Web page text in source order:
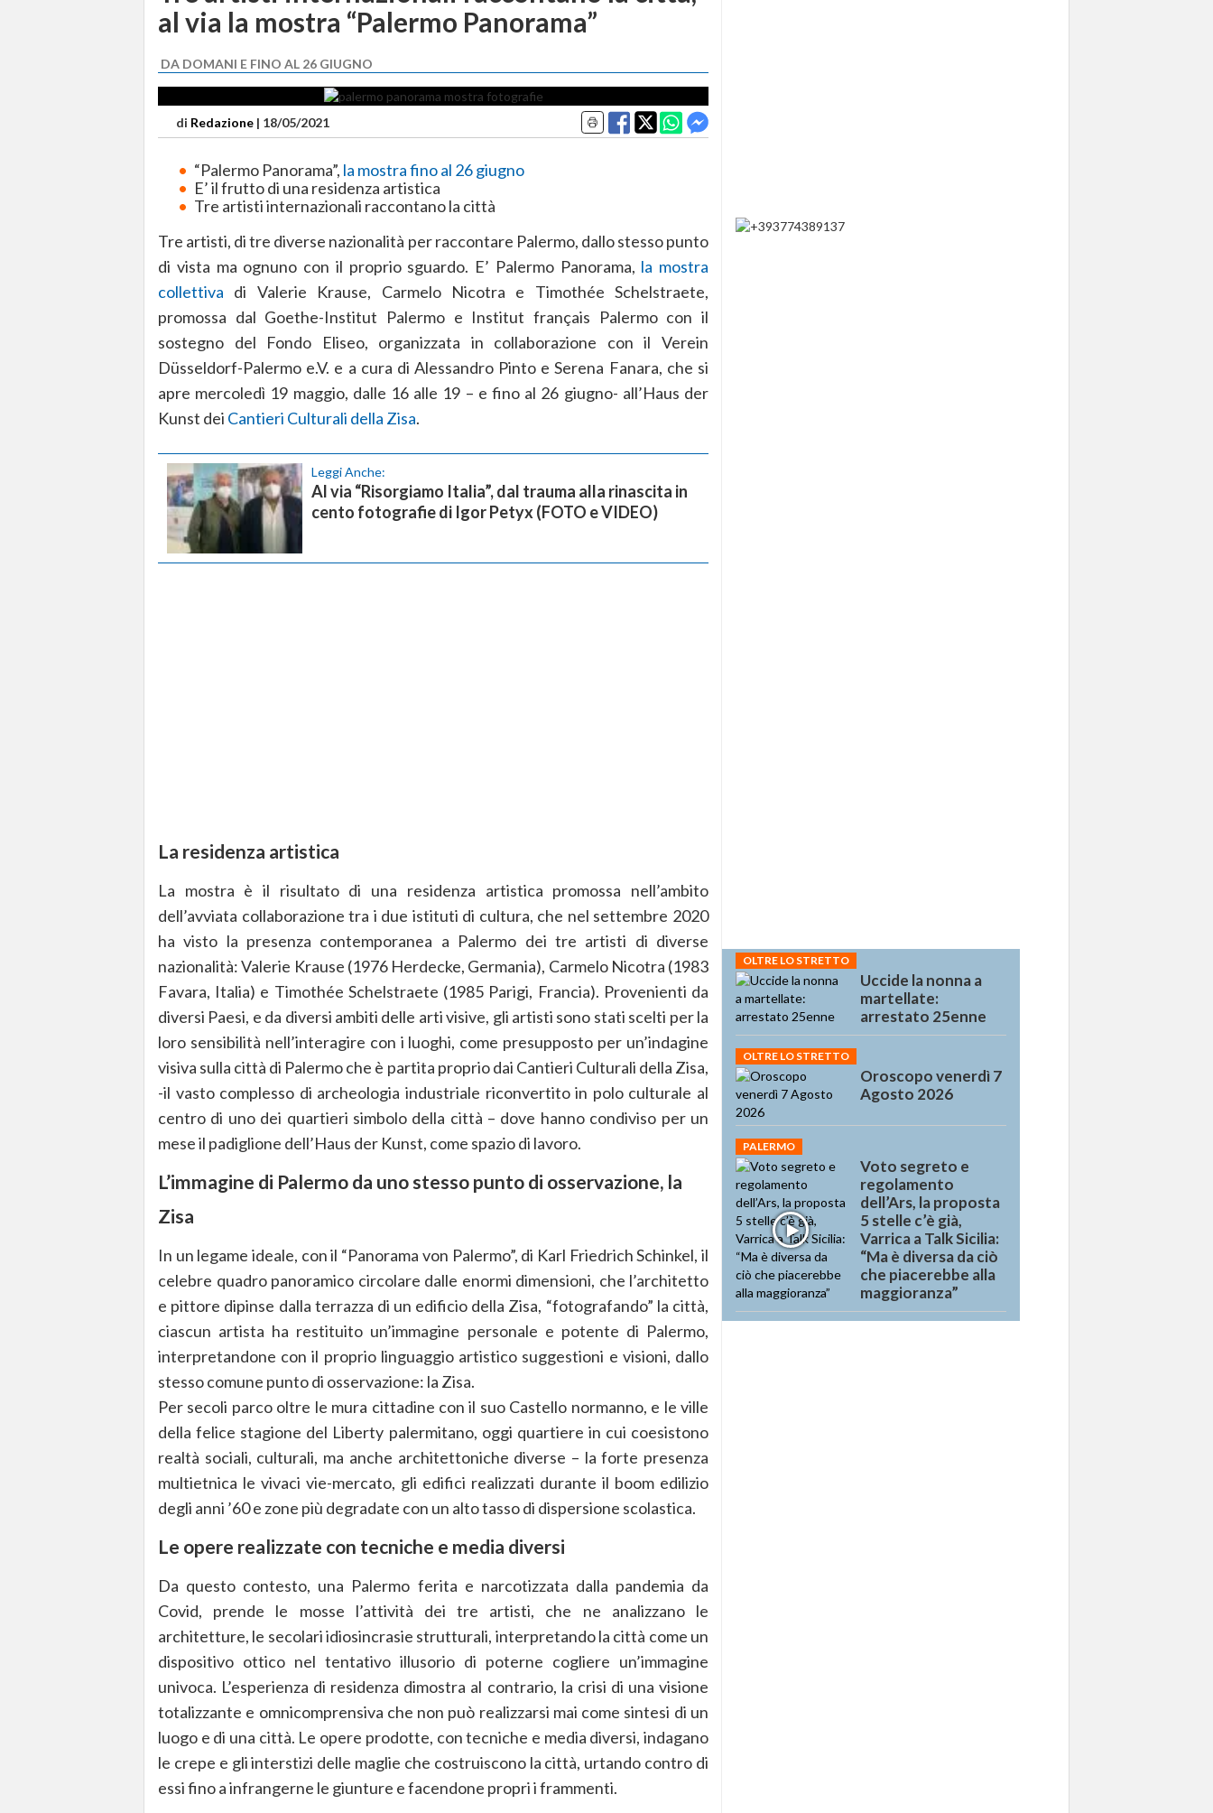
al via la mostra “Palermo Panorama”
DA DOMANI E FINO AL 26 GIUGNO
di Redazione | 18/05/2021
“Palermo Panorama”, la mostra fino al 26 giugno
E’ il frutto di una residenza artistica
Tre artisti internazionali raccontano la città
Tre artisti, di tre diverse nazionalità per raccontare Palermo, dallo stesso punto
di vista ma ognuno con il proprio sguardo. E’ Palermo Panorama, la mostra
collettiva di Valerie Krause, Carmelo Nicotra e Timothée Schelstraete,
promossa dal Goethe-Institut Palermo e Institut français Palermo con il
sostegno del Fondo Eliseo, organizzata in collaborazione con il Verein
Düsseldorf-Palermo e.V. e a cura di Alessandro Pinto e Serena Fanara, che si
apre mercoledì 19 maggio, dalle 16 alle 19 – e fino al 26 giugno- all’Haus der
Kunst dei Cantieri Culturali della Zisa.
Leggi Anche:
Al via “Risorgiamo Italia”, dal trauma alla rinascita in
cento fotografie di Igor Petyx (FOTO e VIDEO)
La residenza artistica
La mostra è il risultato di una residenza artistica promossa nell’ambito
dell’avviata collaborazione tra i due istituti di cultura, che nel settembre 2020
ha visto la presenza contemporanea a Palermo dei tre artisti di diverse
nazionalità: Valerie Krause (1976 Herdecke, Germania), Carmelo Nicotra (1983
Favara, Italia) e Timothée Schelstraete (1985 Parigi, Francia). Provenienti da
diversi Paesi, e da diversi ambiti delle arti visive, gli artisti sono stati scelti per la
loro sensibilità nell’interagire con i luoghi, come presupposto per un’indagine
visiva sulla città di Palermo che è partita proprio dai Cantieri Culturali della Zisa,
-il vasto complesso di archeologia industriale riconvertito in polo culturale al
centro di uno dei quartieri simbolo della città – dove hanno condiviso per un
mese il padiglione dell’Haus der Kunst, come spazio di lavoro.
L’immagine di Palermo da uno stesso punto di osservazione, la
Zisa
In un legame ideale, con il “Panorama von Palermo”, di Karl Friedrich Schinkel, il
celebre quadro panoramico circolare dalle enormi dimensioni, che l’architetto
e pittore dipinse dalla terrazza di un edificio della Zisa, “fotografando” la città,
ciascun artista ha restituito un’immagine personale e potente di Palermo,
interpretandone con il proprio linguaggio artistico suggestioni e visioni, dallo
stesso comune punto di osservazione: la Zisa.
Per secoli parco oltre le mura cittadine con il suo Castello normanno, e le ville
della felice stagione del Liberty palermitano, oggi quartiere in cui coesistono
realtà sociali, culturali, ma anche architettoniche diverse – la forte presenza
multietnica le vivaci vie-mercato, gli edifici realizzati durante il boom edilizio
degli anni ’60 e zone più degradate con un alto tasso di dispersione scolastica.
Le opere realizzate con tecniche e media diversi
Da questo contesto, una Palermo ferita e narcotizzata dalla pandemia da
Covid, prende le mosse l’attività dei tre artisti, che ne analizzano le
architetture, le secolari idiosincrasie strutturali, interpretando la città come un
dispositivo ottico nel tentativo illusorio di poterne cogliere un’immagine
univoca. L’esperienza di residenza dimostra al contrario, la crisi di una visione
totalizzante e omnicomprensiva che non può realizzarsi mai come sintesi di un
luogo e di una città. Le opere prodotte, con tecniche e media diversi, indagano
le crepe e gli interstizi delle maglie che costruiscono la città, urtando contro di
essi fino a infrangerne le giunture e facendone propri i frammenti.
OLTRE LO STRETTO
Uccide la nonna a
martellate:
arrestato 25enne
OLTRE LO STRETTO
Oroscopo venerdì 7
Agosto 2026
PALERMO
Voto segreto e
regolamento
dell’Ars, la proposta
5 stelle c’è già,
Varrica a Talk Sicilia:
“Ma è diversa da ciò
che piacerebbe alla
maggioranza”